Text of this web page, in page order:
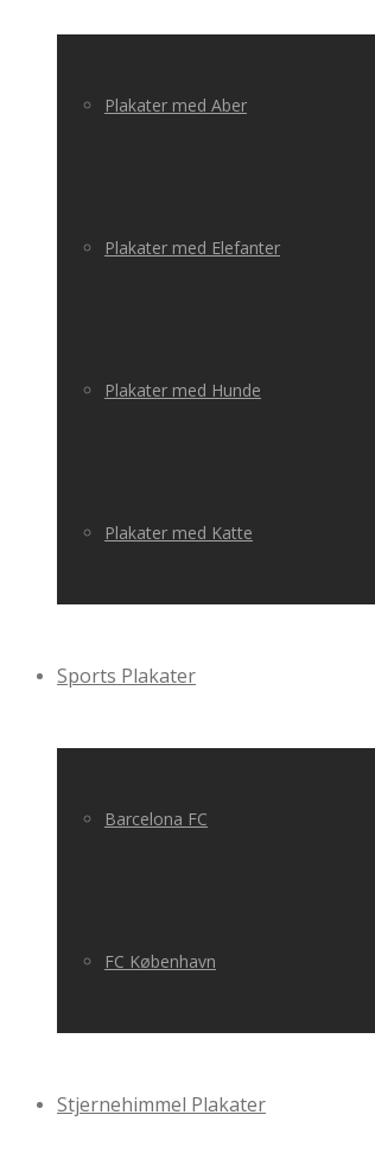
Plakater med Aber
Plakater med Elefanter
Plakater med Hunde
Plakater med Katte
Sports Plakater
Barcelona FC
FC København
Stjernehimmel Plakater